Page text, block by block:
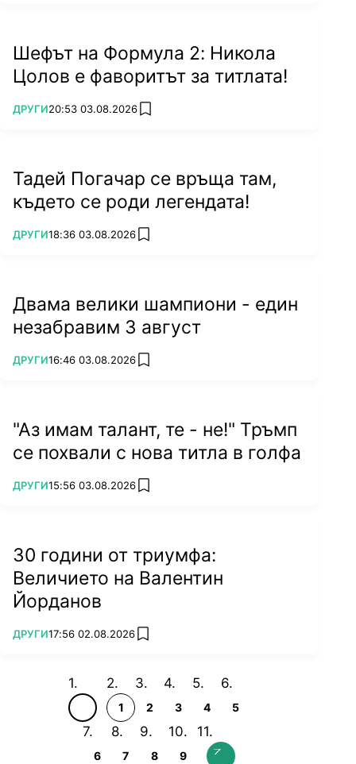
Шефът на Формула 2: Никола
Цолов е фаворитът за титлата!
ПОВЕЧЕ ОТ
ДРУГИ20:53 03.08.2026 add favorites
Тадей Погачар се връща там,
където се роди легендата!
ПОВЕЧЕ ОТ
ДРУГИ18:36 03.08.2026 add favorites
Двама велики шампиони - един
незабравим 3 август
ПОВЕЧЕ ОТ
ДРУГИ16:46 03.08.2026 add favorites
"Аз имам талант, те - не!" Тръмп
се похвали с нова титла в голфа
ПОВЕЧЕ ОТ
ДРУГИ15:56 03.08.2026 add favorites
30 години от триумфа:
Величието на Валентин
Йорданов
ПОВЕЧЕ ОТ
ДРУГИ17:56 02.08.2026 add favorites
1 2 3 4 5
6 7 8 9